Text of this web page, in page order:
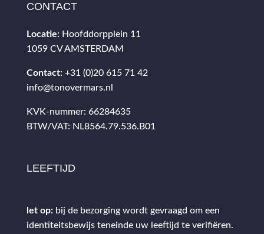
CONTACT
Locatie: Hoofddorpplein 11
1059 CV AMSTERDAM
Contact: +31 (0)20 615 71 42
info@tonovermars.nl
KVK-nummer: 66284635
BTW/VAT: NL8564.79.536.B01
LEEFTIJD
let op: bij de bezorging wordt gevraagd om een
identiteitsbewijs teneinde uw leeftijd te verifiëren.